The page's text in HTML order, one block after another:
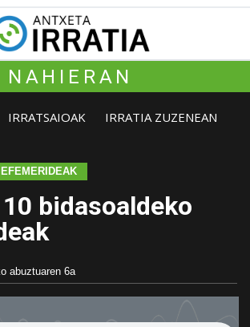
NAHIERAN
IRRATSAIOAK IRRATIA ZUZENEAN
bidasoaldeko
abuztuaren 6a